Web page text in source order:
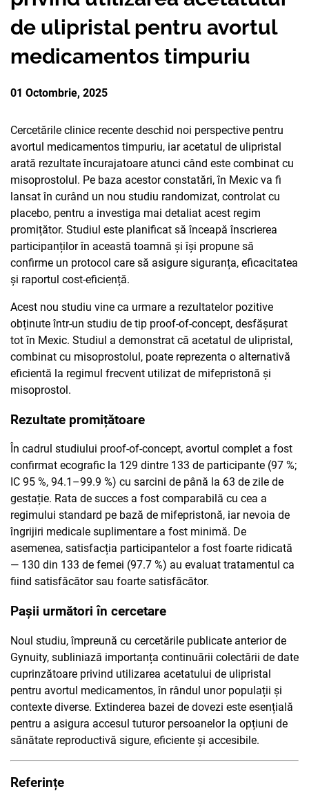
PARTENERII
AVORTUL
PREVENIREA
DREPTURI SEXUALE
NOUTĂȚI NOUTATI CIDSR
DE LA PARTENERII
de ulipristal pentru avortul
medicamentos timpuriu
01 Octombrie, 2025
Cercetările clinice recente deschid noi perspective pentru
avortul medicamentos timpuriu, iar acetatul de ulipristal
arată rezultate încurajatoare atunci când este combinat cu
misoprostolul. Pe baza acestor constatări, în Mexic va fi
lansat în curând un nou studiu randomizat, controlat cu
placebo, pentru a investiga mai detaliat acest regim
promițător. Studiul este planificat să înceapă înscrierea
participanților în această toamnă și își propune să
confirme un protocol care să asigure siguranța, eficacitatea
și raportul cost-eficiență.
Acest nou studiu vine ca urmare a rezultatelor pozitive
obținute într-un studiu de tip proof-of-concept, desfășurat
tot în Mexic. Studiul a demonstrat că acetatul de ulipristal,
combinat cu misoprostolul, poate reprezenta o alternativă
eficientă la regimul frecvent utilizat de mifepristonă și
misoprostol.
Rezultate promițătoare
În cadrul studiului proof-of-concept, avortul complet a fost
confirmat ecografic la 129 dintre 133 de participante (97 %;
IC 95 %, 94.1–99.9 %) cu sarcini de până la 63 de zile de
gestație. Rata de succes a fost comparabilă cu cea a
regimului standard pe bază de mifepristonă, iar nevoia de
îngrijiri medicale suplimentare a fost minimă. De
asemenea, satisfacția participantelor a fost foarte ridicată
— 130 din 133 de femei (97.7 %) au evaluat tratamentul ca
fiind satisfăcător sau foarte satisfăcător.
Pașii următori în cercetare
Noul studiu, împreună cu cercetările publicate anterior de
Gynuity, subliniază importanța continuării colectării de date
cuprinzătoare privind utilizarea acetatului de ulipristal
pentru avortul medicamentos, în rândul unor populații și
contexte diverse. Extinderea bazei de dovezi este esențială
pentru a asigura accesul tuturor persoanelor la opțiuni de
sănătate reproductivă sigure, eficiente și accesibile.
Referințe